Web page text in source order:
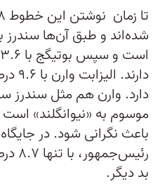
دارد. وارن هم مثل سندرز
موسوم به «نیوانگلند» است
باعث نگرانی شود. در
بد دیگر.